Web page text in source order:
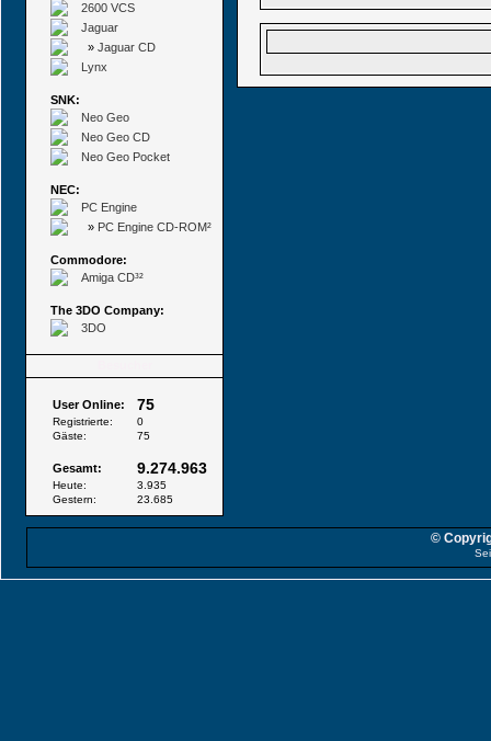
2600 VCS
Jaguar
» Jaguar CD
Lynx
SNK:
Neo Geo
Neo Geo CD
Neo Geo Pocket
NEC:
PC Engine
» PC Engine CD-ROM²
Commodore:
Amiga CD³²
The 3DO Company:
3DO
User Online: 75
Registrierte:
0
Gäste:
75
Gesamt: 9.274.963
Heute:
3.935
Gestern:
23.685
©